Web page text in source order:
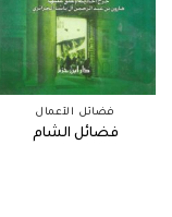
فضائل الأعمال
فضائل الشام